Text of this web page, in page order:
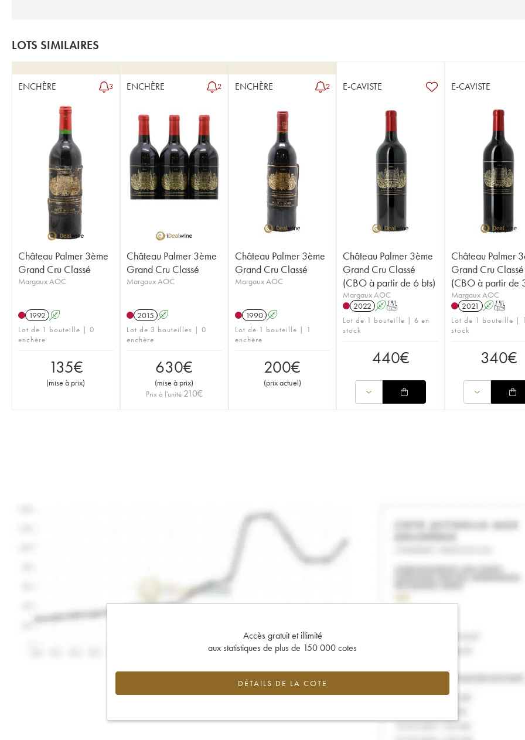
LOTS SIMILAIRES
ENCHÈRE 3
Château Palmer 3ème
Grand Cru Classé
Margaux AOC
1992 A
Lot de 1 bouteille | 0
enchère
135€
(mise à prix)
ENCHÈRE 2
Château Palmer 3ème
Grand Cru Classé
Margaux AOC
2015 A
Lot de 3 bouteilles | 0
enchère
630€
(mise à prix)
Prix à l'unité 210€
ENCHÈRE 2
Château Palmer 3ème
Grand Cru Classé
Margaux AOC
1990 A
Lot de 1 bouteille | 1
enchère
200€
(prix actuel)
E-CAVISTE
Château Palmer 3ème
Grand Cru Classé
(CBO à partir de 6 bts)
Margaux AOC
2022 AT
Lot de 1 bouteille | 6 en
stock
440€
E-CAVISTE
Château Palmer
Grand Cru Classé
(CBO à partir de
Margaux AOC
2021
AT
Lot de 1 bouteille |
stock
340€
Accès gratuit et illimité
aux statistiques de plus de 150 000 cotes
DÉTAILS DE LA COTE